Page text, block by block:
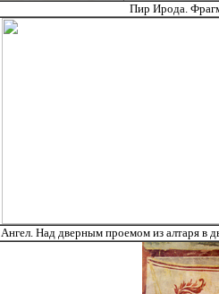
Пир Ирода.
Ангел. Над дверным проемом из алтаря в